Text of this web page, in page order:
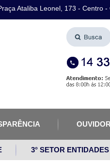
Ataliba Leonel, 173 - Centro
3° SETOR ENTIDADES